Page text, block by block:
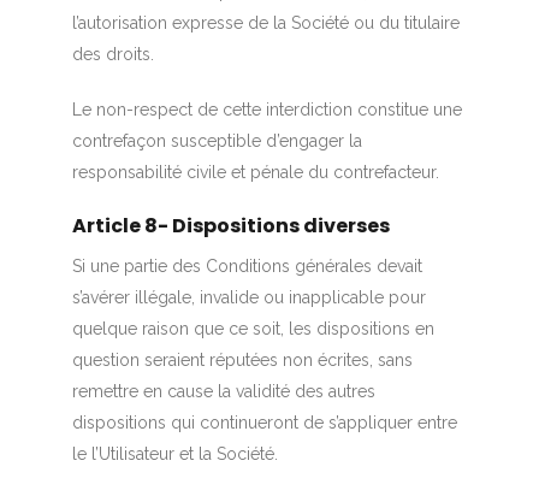
l’autorisation expresse de la Société ou du titulaire
des droits.
Le non-respect de cette interdiction constitue une
contrefaçon susceptible d’engager la
responsabilité civile et pénale du contrefacteur.
Article 8- Dispositions diverses
Si une partie des Conditions générales devait
s’avérer illégale, invalide ou inapplicable pour
quelque raison que ce soit, les dispositions en
question seraient réputées non écrites, sans
remettre en cause la validité des autres
dispositions qui continueront de s’appliquer entre
le l’Utilisateur et la Société.